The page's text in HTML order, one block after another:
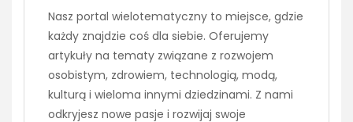
Nasz portal wielotematyczny to miejsce, gdzie
każdy znajdzie coś dla siebie. Oferujemy
artykuły na tematy związane z rozwojem
osobistym, zdrowiem, technologią, modą,
kulturą i wieloma innymi dziedzinami. Z nami
odkryjesz nowe pasje i rozwijaj swoje